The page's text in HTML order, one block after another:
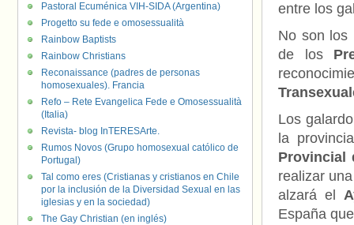
entre los
No son los
de los
Los
la
Provincial
realizar
alzará el
España
Pastoral Ecuménica VIH-SIDA (Argentina)
Progetto su fede e omosessualità
Rainbow Baptists
Rainbow Christians
Reconaissance (padres de personas
homosexuales). Francia
Refo – Rete Evangelica Fede e Omosessualità
(Italia)
Revista- blog InTERESArte.
Rumos Novos (Grupo homosexual católico de
Portugal)
Tal como eres (Cristianas y cristianos en Chile
por la inclusión de la Diversidad Sexual en las
iglesias y en la sociedad)
The Gay Christian (en inglés)